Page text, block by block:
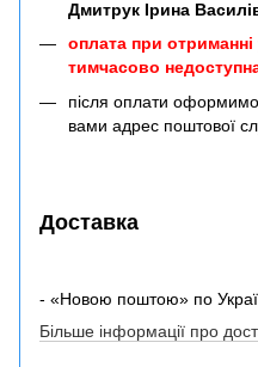
Дмитрук Ірина
оплата при отриманні
тимчасово
після оплати
вами адрес поштової
Доставка
- «Новою поштою» по
Більше інформації про